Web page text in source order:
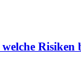
Risiken